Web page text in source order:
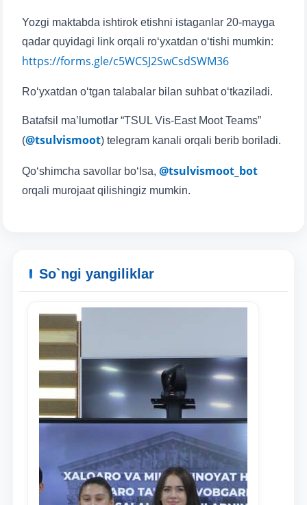
Ism va familiyangiz
Telefon raqamingiz
yuborish
Yozgi maktabda ishtirok etishni istaganlar 20-mayga
qadar quyidagi link orqali ro‘yxatdan o‘tishi mumkin:
https://forms.gle/c5WCSJ2SwCsdSWM36
Ro‘yxatdan o‘tgan talabalar bilan suhbat o‘tkaziladi.
Batafsil ma’lumotlar “TSUL Vis-East Moot Teams”
(@tsulvismoot) telegram kanali orqali berib boriladi.
Qo‘shimcha savollar bo‘lsa, @tsulvismoot_bot
orqali murojaat qilishingiz mumkin.
So`ngi yangiliklar